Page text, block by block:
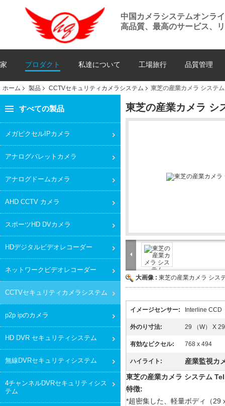
中国カメラシステムオンラ
高品質、最高のサービス、
家 プロダクト 私達について 工場旅行 品質管理
ホーム 製品 CCTVセキュリティカメラシステム 東芝の産業カメラ システム
すべての製品
メガピクセルIPカメラ
アナログバレットカメラ
アナログドームカメラ
AHD CCTV カメラ
スポーツHD DVカメラ
HDデジタルビデオレコーダー
ネットワークビデオレコーダー
CCTVセキュリティカメラシステム
p2p ipのカメラ
HD DVR セキュリティシステム
無線DVRセキュリティシステム
4チャンネルDVRセキュリティシス
テム
東芝の産業カメラ シ
大画像 : 東芝の産業カメラ シス
イメージセンサー: Interline CCD
外のり寸法: 29 （W） X
有効なピクセル: 768 x 494
ハイライト:
産業監視カ
東芝の産業カメラ システム
特徴:
*超密集した、軽量ボディ（